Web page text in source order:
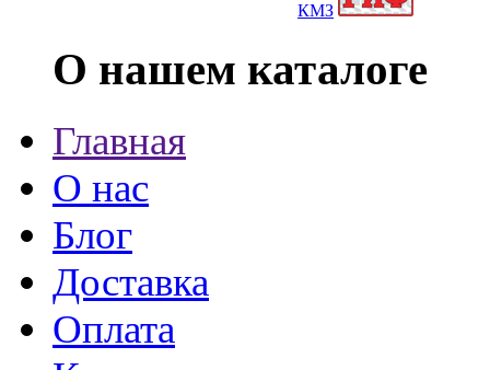
КМЗ
О нашем каталоге
Главная
О нас
Блог
Доставка
Оплата